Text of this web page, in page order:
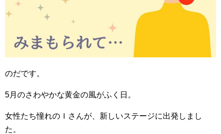
のだです。
5月のさわやかな黄金の風がふく日。
女性たち憧れのＩさんが、新しいステージに出発しまし
た。